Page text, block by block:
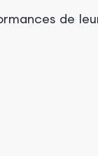
de